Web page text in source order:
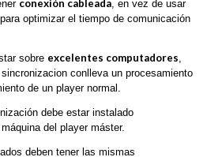
conexión cableada , en vez de usar
optimizar el tiempo de comunicación
sobre excelentes computadores
conlleva un procesamiento
de un player normal.
debe estar instalado
del player máster.
deben tener las mismas